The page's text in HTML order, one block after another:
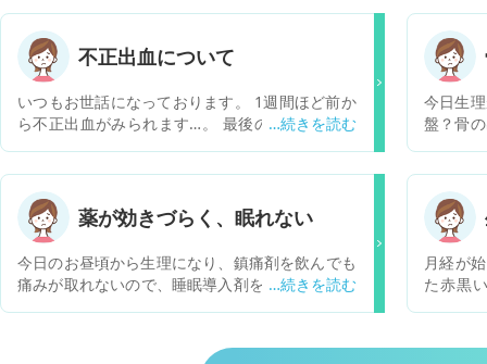
不正出血について
いつもお世話になっております。 1週間ほど前か
ら不正出血がみられます…。 最後の月経期間は9
て月経困難症と診断 されたため次回の月経から低
用量ピルを 服薬する予定だったのですが、9月30
日から 今日までずっと通常の出血量より少ない
鮮血が出ています。 病院に行こうと思っているの
ですが なかなか予約が取れず、不安です。 これ
は排卵期による出血なのでしょうか？ 情報が乏し
くてすみませんが、 よろしくお願い致します。
今日生
盤？骨
薬が効きづらく、眠れない
今日のお昼頃から生理になり、鎮痛剤を飲んでも
痛みが取れないので、睡眠導入剤を飲んで休もう
月経が
た赤黒